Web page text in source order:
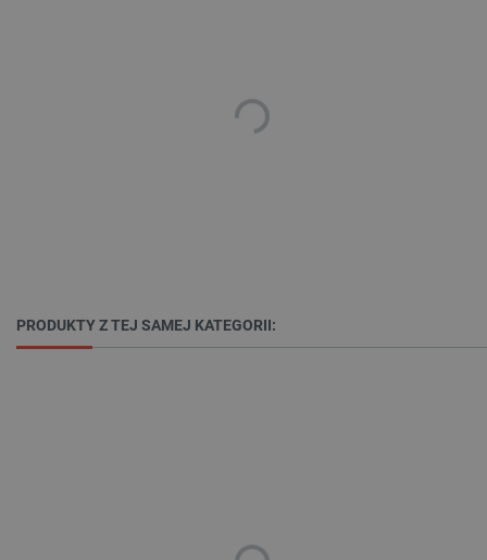
PRODUKTY Z TEJ SAMEJ KATEGORII:
Nazwa
Domena